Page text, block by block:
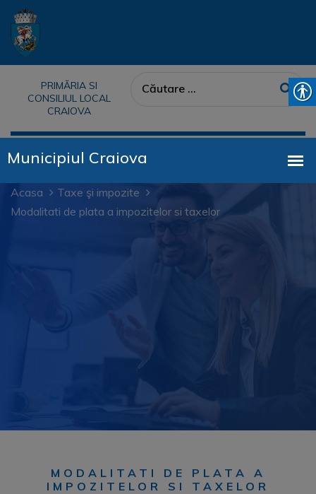
PRIMĂRIA SI
CONSILIUL LOCAL
CRAIOVA
Acasa
Taxe şi impozite
Modalitati de plata a impozitelor si taxelor
MODALITATI DE PLATA A
IMPOZITELOR SI TAXELOR